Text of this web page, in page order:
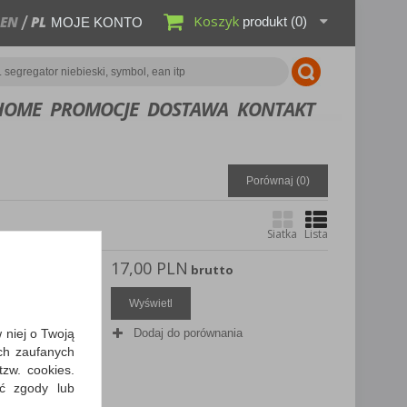
EN PL MOJE KONTO Koszyk produkt (0)
PROMOCJE DOSTAWA KONTAKT
Porównaj (0)
Siatka Lista
i parami…
17,00 PLN brutto
Wyświetl
Dodaj do porównania
niej o Twoją
zaufanych
cookies.
zgody lub